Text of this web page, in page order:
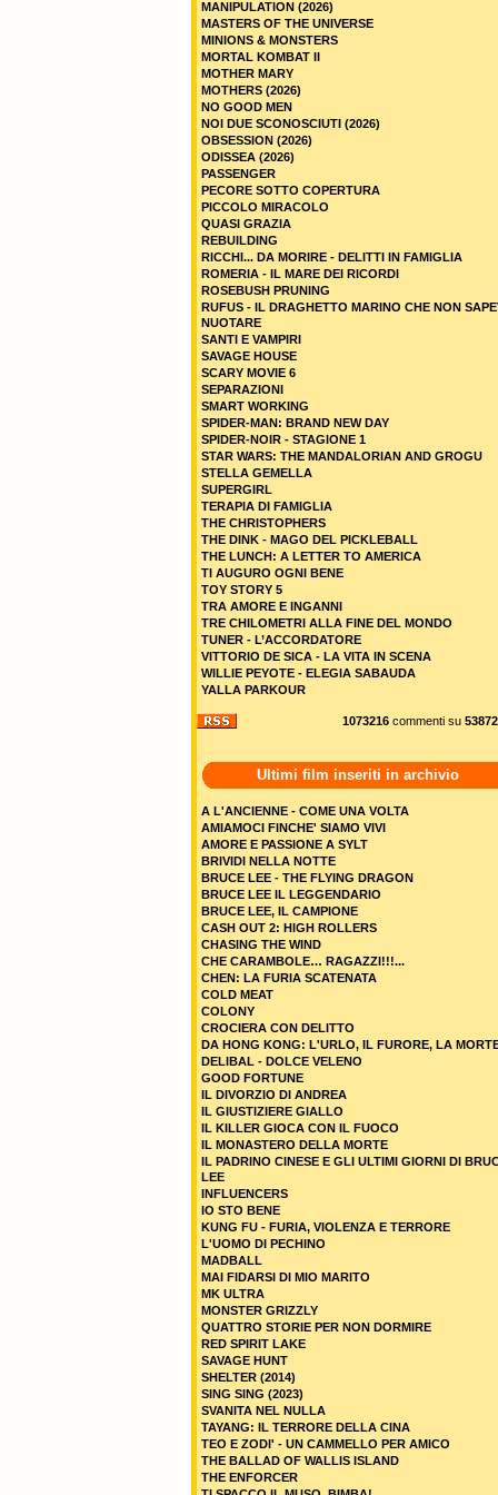
MANIPULATION (2026)
MASTERS OF THE UNIVERSE
MINIONS & MONSTERS
MORTAL KOMBAT II
MOTHER MARY
MOTHERS (2026)
NO GOOD MEN
NOI DUE SCONOSCIUTI (2026)
OBSESSION (2026)
ODISSEA (2026)
PASSENGER
PECORE SOTTO COPERTURA
PICCOLO MIRACOLO
QUASI GRAZIA
REBUILDING
RICCHI... DA MORIRE - DELITTI IN FAMIGLIA
ROMERIA - IL MARE DEI RICORDI
ROSEBUSH PRUNING
RUFUS - IL DRAGHETTO MARINO CHE NON
NUOTARE
SANTI E VAMPIRI
SAVAGE HOUSE
SCARY MOVIE 6
SEPARAZIONI
SMART WORKING
SPIDER-MAN: BRAND NEW DAY
SPIDER-NOIR - STAGIONE 1
STAR WARS: THE MANDALORIAN AND GROGU
STELLA GEMELLA
SUPERGIRL
TERAPIA DI FAMIGLIA
THE CHRISTOPHERS
THE DINK - MAGO DEL PICKLEBALL
THE LUNCH: A LETTER TO AMERICA
TI AUGURO OGNI BENE
TOY STORY 5
TRA AMORE E INGANNI
TRE CHILOMETRI ALLA FINE DEL MONDO
TUNER - L’ACCORDATORE
VITTORIO DE SICA - LA VITA IN SCENA
WILLIE PEYOTE - ELEGIA SABAUDA
YALLA PARKOUR
1073216 commenti su 53872
Ultimi film inseriti in archivio
A L'ANCIENNE - COME UNA VOLTA
AMIAMOCI FINCHE' SIAMO VIVI
AMORE E PASSIONE A SYLT
BRIVIDI NELLA NOTTE
BRUCE LEE - THE FLYING DRAGON
BRUCE LEE IL LEGGENDARIO
BRUCE LEE, IL CAMPIONE
CASH OUT 2: HIGH ROLLERS
CHASING THE WIND
CHE CARAMBOLE… RAGAZZI!!!...
CHEN: LA FURIA SCATENATA
COLD MEAT
COLONY
CROCIERA CON DELITTO
DA HONG KONG: L'URLO, IL FURORE, LA
DELIBAL - DOLCE VELENO
GOOD FORTUNE
IL DIVORZIO DI ANDREA
IL GIUSTIZIERE GIALLO
IL KILLER GIOCA CON IL FUOCO
IL MONASTERO DELLA MORTE
IL PADRINO CINESE E GLI ULTIMI GIORNI DI
LEE
INFLUENCERS
IO STO BENE
KUNG FU - FURIA, VIOLENZA E TERRORE
L'UOMO DI PECHINO
MADBALL
MAI FIDARSI DI MIO MARITO
MK ULTRA
MONSTER GRIZZLY
QUATTRO STORIE PER NON DORMIRE
RED SPIRIT LAKE
SAVAGE HUNT
SHELTER (2014)
SING SING (2023)
SVANITA NEL NULLA
TAYANG: IL TERRORE DELLA CINA
TEO E ZODI' - UN CAMMELLO PER AMICO
THE BALLAD OF WALLIS ISLAND
THE ENFORCER